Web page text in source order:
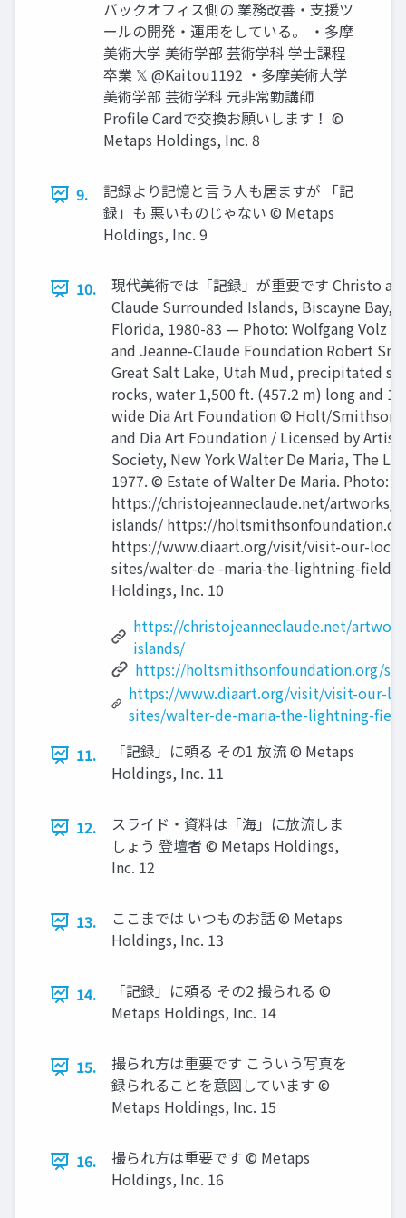
バックオフィス側の 業務改善・支援ツ
ールの開発・運用をしている。 ・多摩
美術大学 美術学部 芸術学科 学士課程
卒業 𝕏 @Kaitou1192 ・多摩美術大学
美術学部 芸術学科 元非常勤講師
Proﬁle Cardで交換お願いします！ ©
Metaps Holdings, Inc. 8
9.
記録より記憶と言う人も居ますが 「記
録」も 悪いものじゃない © Metaps
Holdings, Inc. 9
10.
現代美術では「記録」が重要です Christo
Claude Surrounded Islands, Biscayne Bay,
Florida, 1980-83 — Photo: Wolfgang Volz
and Jeanne-Claude Foundation Robert
Great Salt Lake, Utah Mud, precipitated
rocks, water 1,500 ft. (457.2 m) long and
wide Dia Art Foundation © Holt/Smithson
and Dia Art Foundation / Licensed by
Society, New York Walter De Maria, The
1977. © Estate of Walter De Maria. Photo:
https://christojeanneclaude.net/artworks/
islands/ https://
https://www.diaart.org/visit/visit-our-
sites/walter-de -maria-the-lightning-ﬁeld
Holdings, Inc. 10
https://christojeanneclaude.net/
islands/
https://holtsmithsonfoundation.org/
https://www.diaart.org/visit/visit-our-
sites/walter-de-maria-the-lightning-field
11.
「記録」に頼る その1 放流 © Metaps
Holdings, Inc. 11
12.
スライド・資料は「海」に放流しま
しょう 登壇者 © Metaps Holdings,
Inc. 12
13.
ここまでは いつものお話 © Metaps
Holdings, Inc. 13
14.
「記録」に頼る その2 撮られる ©
Metaps Holdings, Inc. 14
15.
撮られ方は重要です こういう写真を
録られることを意図しています ©
Metaps Holdings, Inc. 15
16.
撮られ方は重要です © Metaps
Holdings, Inc. 16